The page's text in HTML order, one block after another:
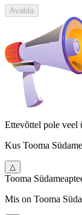
Avalda
Ettevõttel pole veel
Kus Tooma
△
Tooma
Mis on Tooma